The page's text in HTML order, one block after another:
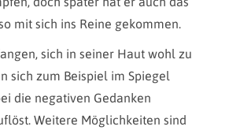
mit sich ins Reine gekommen.
sich in seiner Haut wohl zu
sich zum Beispiel im Spiegel
die negativen Gedanken
Weitere Möglichkeiten sind